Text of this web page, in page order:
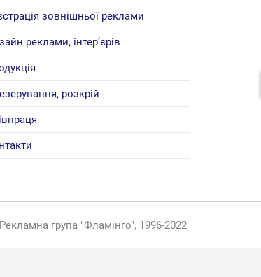
зовнішньої реклами
реклами, інтер’єрів
розкрій
група "Фламінго", 1996-2022